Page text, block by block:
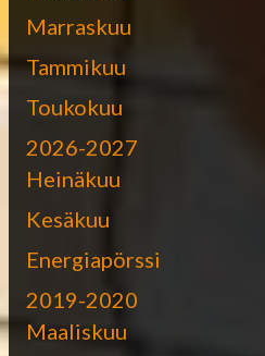
Marraskuu
Tammikuu
Toukokuu
2026-2027
Heinäkuu
Kesäkuu
Energiapörssi
2019-2020
Maaliskuu